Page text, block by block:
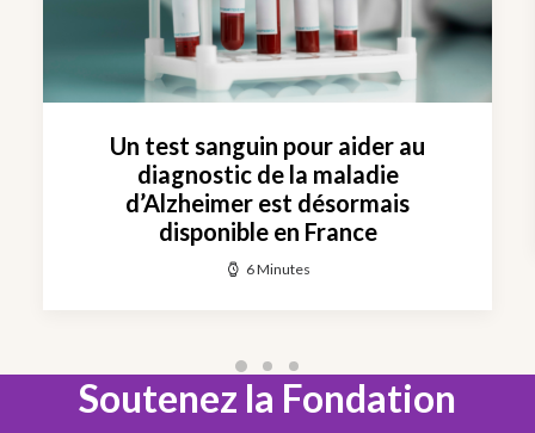
Un test sanguin pour aider au
diagnostic de la maladie
d’Alzheimer est désormais
disponible en France
6 Minutes
Soutenez la Fondation